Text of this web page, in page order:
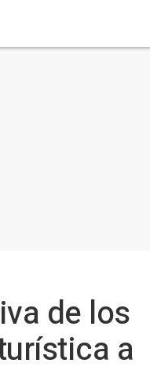
de los
a